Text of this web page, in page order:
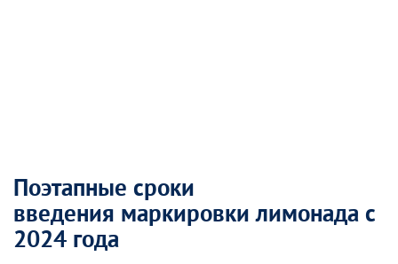
Поэтапные сроки
введения маркировки лимонада с
2024 года